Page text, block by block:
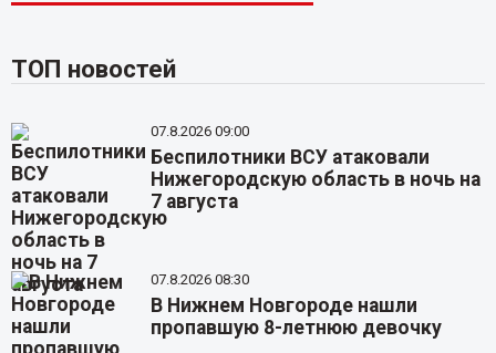
ТОП новостей
07.8.2026 09:00
Беспилотники ВСУ атаковали
Нижегородскую область в ночь на
7 августа
07.8.2026 08:30
В Нижнем Новгороде нашли
пропавшую 8-летнюю девочку